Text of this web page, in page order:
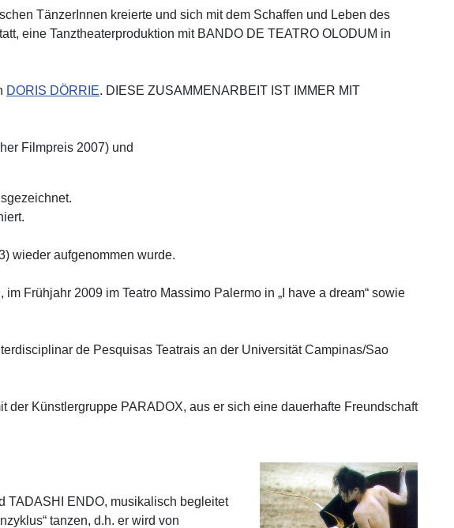
TänzerInnen kreierte und sich mit dem Schaffen und Leben des
eine Tanztheaterproduktion mit BANDO DE TEATRO OLODUM in
DORIS DÖRRIE. DIESE ZUSAMMENARBEIT IST IMMER MIT
Filmpreis 2007) und
wieder aufgenommen wurde.
im Frühjahr 2009 im Teatro Massimo Palermo in „I have a dream“ sowie
de Pesquisas Teatrais an der Universität Campinas/Sao
Künstlergruppe PARADOX, aus er sich eine dauerhafte Freundschaft
TADASHI ENDO, musikalisch begleitet
tanzen, d.h. er wird von